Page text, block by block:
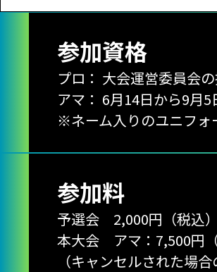
参加資格
プロ： 大会運営委員会
アマ： 6月14日から9月5
※ネーム入りのユニフォ
参加料
予選会 2,000円（税込）
本大会 アマ：7,500円（
（キャンセルされた場